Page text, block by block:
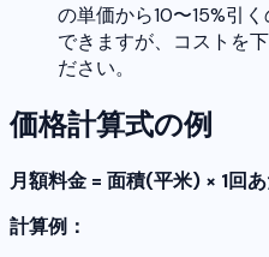
の単価から10〜15%引
できますが、コストを
ださい。
価格計算式の例
月額料金 = 面積(平米) × 1回
計算例：